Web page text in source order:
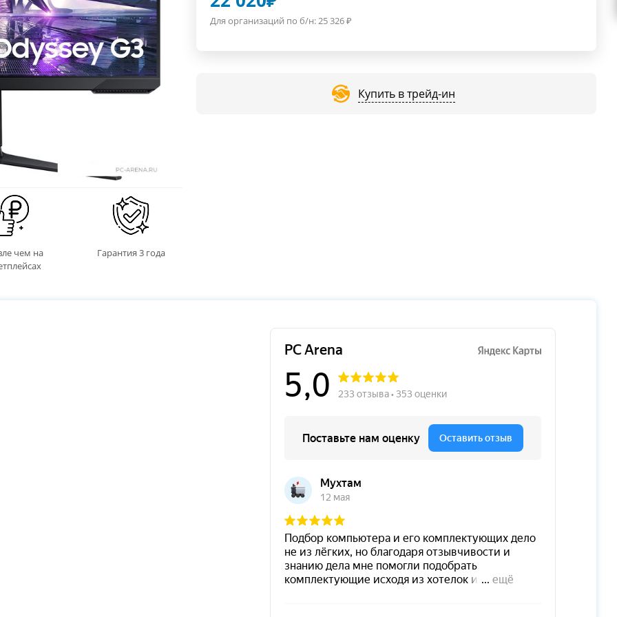
чем на
Гарантия 3 года
Для организаций по б/н:25 326₽
Купить в трейд-ин